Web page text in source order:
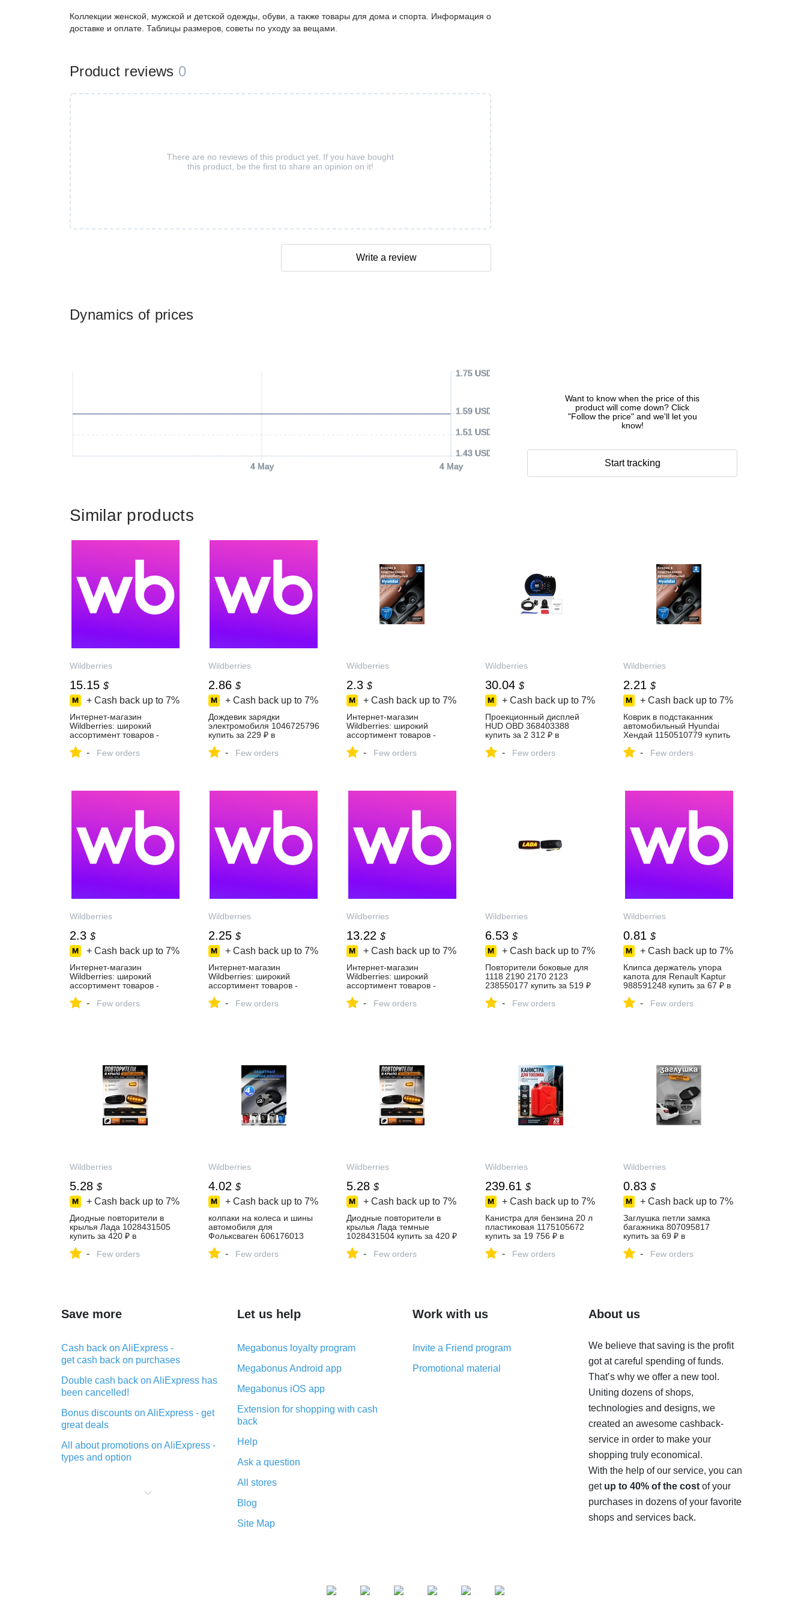
Dynamics of prices
4 May 4 May
1.43 USD
1.51 USD
1.59 USD
1.75 USD
Want to know when the price of this
product will come down? Click
"Follow the price" and we'll let you
know!
Start tracking
Коллекции женской, мужской и детской одежды, обуви, а также товары для дома и спорта. Информация о
доставке и оплате. Таблицы размеров, советы по уходу за вещами.
Product reviews 0
There are no reviews of this product yet. If you have bought
this product, be the first to share an opinion on it!
Write a review
Similar products
Wildberries
15.15 $
+ Cash back up to 7%
Интернет‑магазин
Wildberries: широкий
ассортимент товаров -
- Few orders
Wildberries
2.86 $
+ Cash back up to 7%
Дождевик зарядки
электромобиля 1046725796
купить за 229 ₽ в
Wildberries
- Few orders
Wildberries
2.3 $
+ Cash back up to 7%
Интернет‑магазин
Wildberries: широкий
ассортимент товаров -
- Few orders
Wildberries
30.04 $
+ Cash back up to 7%
Проекционный дисплей
HUD OBD 368403388
купить за 2 312 ₽ в
Wildberries
- Few orders
Wildberries
2.21 $
+ Cash back up to 7%
Коврик в подстаканник
автомобильный Hyundai
Хендай 1150510779 купить
интернет‑магазине
- Few orders
Wildberries
2.3 $
+ Cash back up to 7%
Интернет‑магазин
Wildberries: широкий
ассортимент товаров -
- Few orders
Wildberries
2.25 $
+ Cash back up to 7%
Интернет‑магазин
Wildberries: широкий
ассортимент товаров -
- Few orders
Wildberries
13.22 $
+ Cash back up to 7%
Интернет‑магазин
Wildberries: широкий
ассортимент товаров -
- Few orders
Wildberries
6.53 $
+ Cash back up to 7%
Повторители боковые для
1118 2190 2170 2123
238550177 купить за 519 ₽
Wildberries
- Few orders
Wildberries
0.81 $
+ Cash back up to 7%
Клипса держатель упора
капота для Renault Kaptur
988591248 купить за 67 ₽ в
Wildberries
- Few orders
Wildberries
5.28 $
+ Cash back up to 7%
Диодные повторители в
крылья Лада 1028431505
купить за 420 ₽ в
Wildberries
- Few orders
Wildberries
4.02 $
+ Cash back up to 7%
колпаки на колеса и шины
автомобиля для
Фольксваген 606176013
интернет‑магазине
- Few orders
Wildberries
5.28 $
+ Cash back up to 7%
Диодные повторители в
крылья Лада темные
1028431504 купить за 420 ₽
Wildberries
- Few orders
Wildberries
239.61 $
+ Cash back up to 7%
Канистра для бензина 20 л
пластиковая 1175105672
купить за 19 756 ₽ в
Wildberries
- Few orders
Wildberries
0.83 $
+ Cash back up to 7%
Заглушка петли замка
багажника 807095817
купить за 69 ₽ в
Wildberries
- Few orders
Save more
Cash back on AliExpress -
get cash back on purchases
Double cash back on AliExpress has
been cancelled!
Bonus discounts on AliExpress - get
great deals
All about promotions on AliExpress -
types and option
purchases on AliExpress - short and
Let us help
Megabonus loyalty program
Megabonus Android app
Megabonus iOS app
Extension for shopping with cash
back
Help
Ask a question
All stores
Blog
Site Map
Work with us
Invite a Friend program
Promotional material
About us
We believe that saving is the profit
got at careful spending of funds.
That’s why we offer a new tool.
Uniting dozens of shops,
technologies and designs, we
created an awesome cashback-
service in order to make your
shopping truly economical.
With the help of our service, you can
get up to 40% of the costof your
purchases in dozens of your favorite
shops and services back.